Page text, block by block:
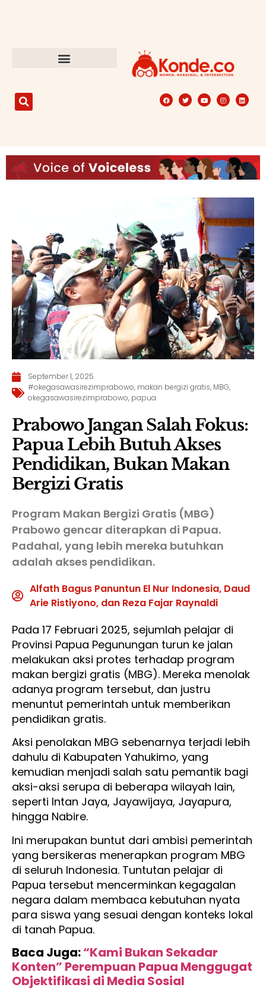
September 1, 2025
#okegasawasirezimprabowo, makan bergizi gratis, MBG,
okegasawasirezimprabowo, papua
Prabowo Jangan Salah Fokus:
Papua Lebih Butuh Akses
Pendidikan, Bukan Makan
Bergizi Gratis
Program Makan Bergizi Gratis (MBG)
Prabowo gencar diterapkan di Papua.
Padahal, yang lebih mereka butuhkan
adalah akses pendidikan.
Alfath Bagus Panuntun El Nur Indonesia, Daud
Arie Ristiyono, dan Reza Fajar Raynaldi
Pada 17 Februari 2025, sejumlah pelajar di
Provinsi Papua Pegunungan turun ke jalan
melakukan aksi protes terhadap program
makan bergizi gratis (MBG). Mereka menolak
adanya program tersebut, dan justru
menuntut pemerintah untuk memberikan
pendidikan gratis.
Aksi penolakan MBG sebenarnya terjadi lebih
dahulu di Kabupaten Yahukimo, yang
kemudian menjadi salah satu pemantik bagi
aksi-aksi serupa di beberapa wilayah lain,
seperti Intan Jaya, Jayawijaya, Jayapura,
hingga Nabire.
Ini merupakan buntut dari ambisi pemerintah
yang bersikeras menerapkan program MBG
di seluruh Indonesia. Tuntutan pelajar di
Papua tersebut mencerminkan kegagalan
negara dalam membaca kebutuhan nyata
para siswa yang sesuai dengan konteks lokal
di tanah Papua.
Baca Juga:“Kami Bukan Sekadar
Konten” Perempuan Papua Menggugat
Objektifikasi di Media Sosial